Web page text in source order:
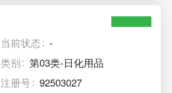
当前状态
-
类别
第03类-日化用品
注册号
92503027